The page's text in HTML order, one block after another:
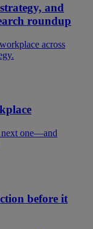
and
roundup
across
one—and
before it